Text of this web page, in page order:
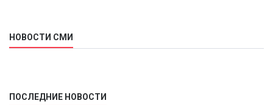
НОВОСТИ СМИ
ПОСЛЕДНИЕ НОВОСТИ